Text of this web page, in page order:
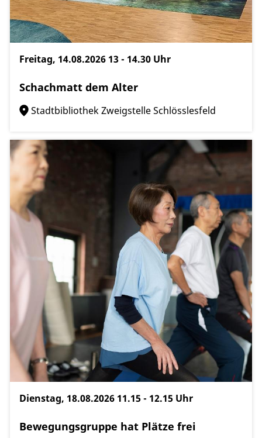
Freitag, 14.08.2026 13 - 14.30 Uhr
Schachmatt dem Alter
Stadtbibliothek Zweigstelle Schlösslesfeld
Dienstag, 18.08.2026 11.15 - 12.15 Uhr
Bewegungsgruppe hat Plätze frei